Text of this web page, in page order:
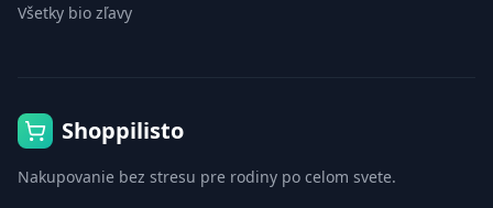
Všetky bio zľavy
Shoppilisto
Nakupovanie bez stresu pre rodiny po celom svete.